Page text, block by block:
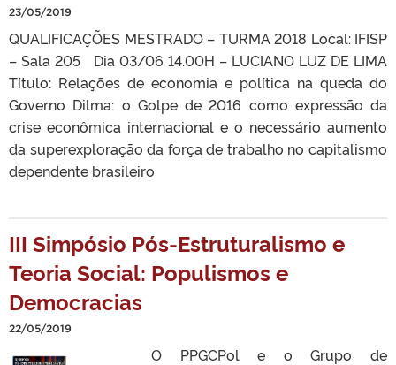
23/05/2019
QUALIFICAÇÕES MESTRADO – TURMA 2018 Local: IFISP
– Sala 205 Dia 03/06 14.00H – LUCIANO LUZ DE LIMA
Título: Relações de economia e política na queda do
Governo Dilma: o Golpe de 2016 como expressão da
crise econômica internacional e o necessário aumento
da superexploração da força de trabalho no capitalismo
dependente brasileiro
III Simpósio Pós-Estruturalismo e
Teoria Social: Populismos e
Democracias
22/05/2019
O PPGCPol e o Grupo de